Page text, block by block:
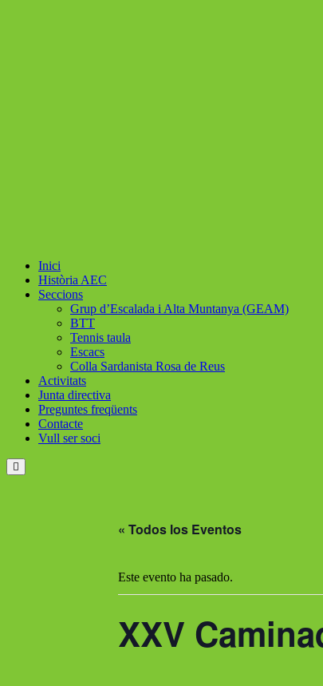
Inici
Història AEC
Seccions
Grup d’Escalada i Alta Muntanya (GEAM)
BTT
Tennis taula
Escacs
Colla Sardanista Rosa de Reus
Activitats
Junta directiva
Preguntes freqüents
Contacte
Vull ser soci
Menú
conmutador
« Todos los Eventos
Este evento ha pasado.
XXV